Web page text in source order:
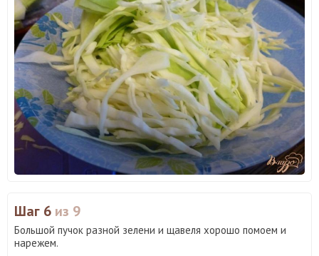
Шаг 6 из 9
Большой пучок разной зелени и щавеля хорошо помоем и
нарежем.